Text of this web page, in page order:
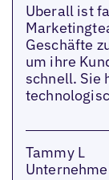
Uberall ist
Geschäfte
um ihre
schnell. Sie
Tammy L